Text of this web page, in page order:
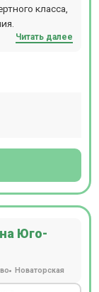
класса,
Читать далее
Юго-
Новаторская